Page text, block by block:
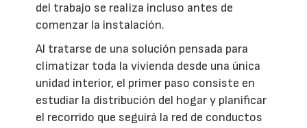
del trabajo se realiza incluso antes de
comenzar la instalación.
Al tratarse de una solución pensada para
climatizar toda la vivienda desde una única
unidad interior, el primer paso consiste en
estudiar la distribución del hogar y planificar
el recorrido que seguirá la red de conductos